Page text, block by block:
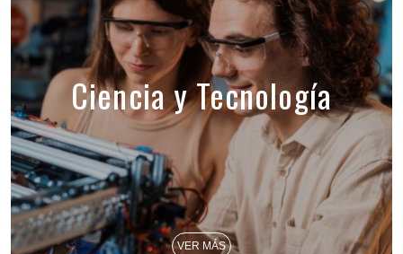
Ciencia y Tecnología
VER MÁS